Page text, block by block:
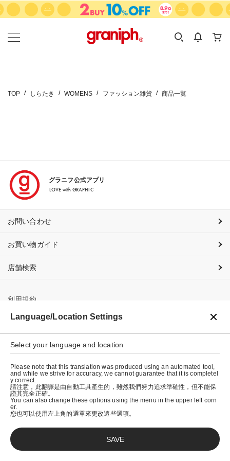
カテゴリーから探す
KIDS
カテゴリ
サイズ
TOP しらたき WOMENS ファッション雑貨 商品一覧
グラニフ公式アプリ
LOVE with GRAPHIC
お問い合わせ
お買い物ガイド
店舗検索
利用規約
プライバシーポリシー
特定商取引法に基づく表示
会社概要
© graniph inc.
Language/Location Settings
Select your language and location
Please note that this translation was produced using an automated tool,
and while we strive for accuracy, we cannot guarantee that it is completel
y correct.
請注意，此翻譯是由自動工具產生的，雖然我們努力追求準確性，但不能保
證其完全正確。
You can also change these options using the menu in the upper left corn
er.
您也可以使用左上角的選單來更改這些選項。
SAVE